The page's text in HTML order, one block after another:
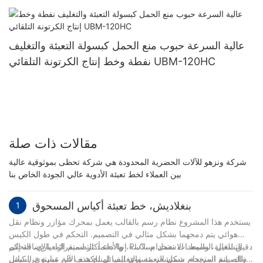
الكرتوني الأفقي UBM-400
عالية السرعة حبوب منع الحمل كبسولة التعبئة والتغليف
نفطة وخط إنتاج الكرتونة التلقائي UBM-120HC
مقالات ذات صلة
شركة ونزهو للآلات الحضرية المحدودة هي شركة تحظى بموثوقية عالية
بين العملاء لخط تعبئة الأدوية عالي الجودة الخاص بنا
1 بنغلاديش، خط تعبئة أكياس المسحوق
يستخدم هذا المشروع نظام رسم بالقالب يعمل بمحرك مؤازر ونظام نقل
هوائي يتم دمجهما بشكل مثالي في التصميم. التحكم في طول الكيس
دقيق للغاية، والمعدات تعمل بسلاسة، والأداء أكثر استقرارًا. بالإضافة إلى
ذلك، يتم استخدام مستشعر مستوى السائل للكشف عن مستوى السائل
إنها تعتمد التصميم المعياري، التحكم PLC، التشغيل البسيط، الاستخدام
والصيانة المريحة. شكل التعبئة والتغليف لمنتج هذه الآلة عبارة عن كيس